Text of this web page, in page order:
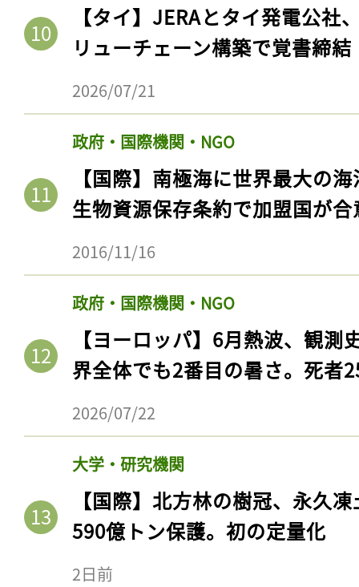
【タイ】JERAとタイ発電公社
リューチェーン構築で覚書締結
2026/07/21
政府・国際機関・NGO
【国際】南極海に世界最大の
生物資源保存条約で加盟国が合
2016/11/16
政府・国際機関・NGO
【ヨーロッパ】6月熱波、観
界全体でも2番目の暑さ。死者
2026/07/22
大学・研究機関
【国際】北方林の樹冠、永久
590億トン保護。初の定量化
2日前
記事をお気に入りに
ログイン